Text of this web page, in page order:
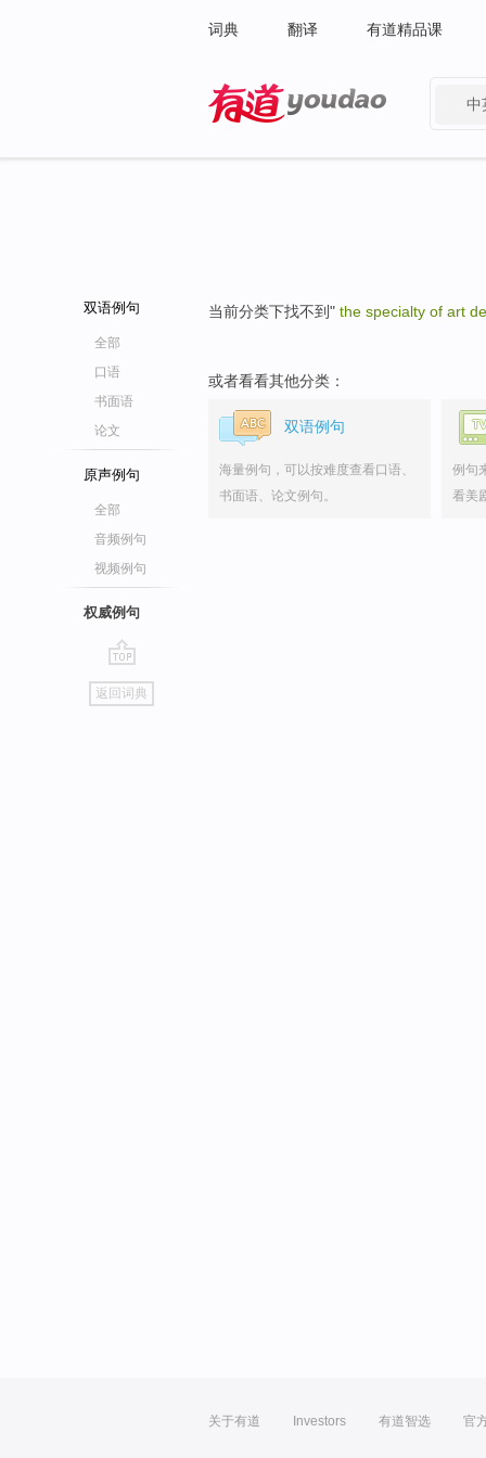
词典 翻译 有道精品课
中
双语例句
全部
口语
书面语
论文
原声例句
全部
音频例句
视频例句
权威例句
go
top
返回词典
当前分类下找不到" the specialty of art
或者看看其他分类：
双语例句
海量例句，可以按难度查看口语、
书面语、论文例句。
例句
看美
关于有道 Investors 有道智选 官